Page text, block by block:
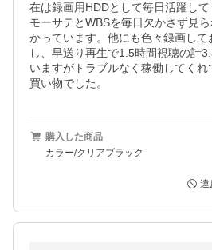
在は録画用HDDとして毎日活躍し
モーサテとWBSを毎日欠かさず見
かっています。他にも色々録画し
し、早送り再生で1.5時間視聴の計
いますがトラブルなく稼働してく
買い物でした。
購入した商品
カラー/クリアブラック
違